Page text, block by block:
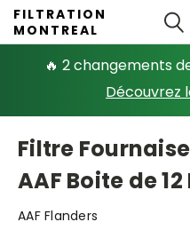
🔥 2 changements
Découvrez
FILTRATION
MONTREAL
Filtre
AAF Boite de
AAF Flanders